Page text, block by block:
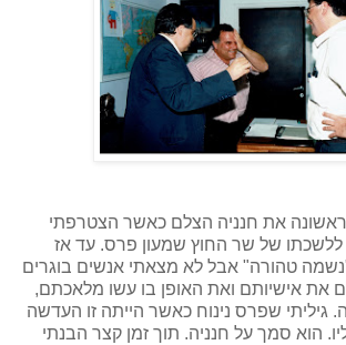
את חנניה הצלם כאשר הצטרפתי
לקראת שלהי 1988 ללשכתו של שר החוץ שמעון פרס. עד אז
"נשמה טהורה" אבל לא מצאתי אנשים בוגרים
את אישיותם ואת האופן בו עשו מלאכתם,
גיליתי שפרס נינוח כאשר הייתה זו העדשה
הוא סמך על חנניה. תוך זמן קצר הבנתי